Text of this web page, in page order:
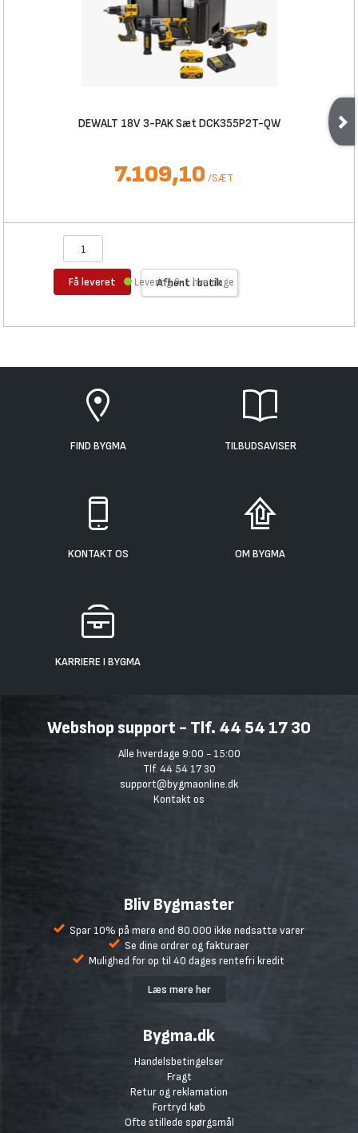
DEWALT 18V 3-PAK Sæt DCK355P2T-QW
7.109,10 /SÆT
Få leveret Afhent i butik
Levering 0-1 hverdage
FIND BYGMA TILBUDSAVISER
KONTAKT OS OM BYGMA
KARRIERE I BYGMA
Webshop support - Tlf. 44 54 17 30
Alle hverdage 9:00 - 15:00
Tlf. 44 54 17 30
support@bygmaonline.dk
Kontakt os
Bliv Bygmaster
Spar 10% på mere end 80.000 ikke nedsatte varer
Se dine ordrer og fakturaer
Mulighed for op til 40 dages rentefri kredit
Læs mere her
Bygma.dk
Handelsbetingelser
Fragt
Retur og reklamation
Fortryd køb
Ofte stillede spørgsmål